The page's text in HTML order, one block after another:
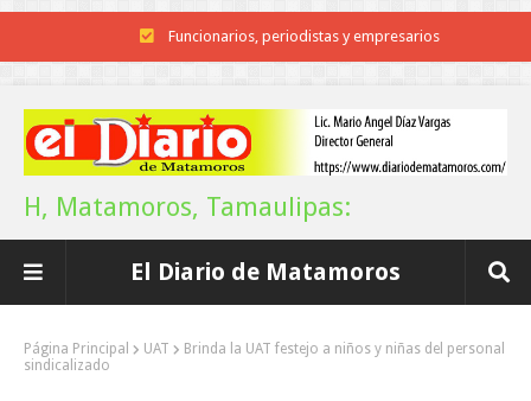
Inicia el ayuntamiento pavimentación de la calle Ingenieros en la
Prepara la UAT el arranque del ciclo escolar Otoño 2026
economía de las familias
Definirá la Presidenta el futuro de México el 1 de Septiembre.
H, Matamoros, Tamaulipas:
El Diario de Matamoros
Página Principal UAT
Brinda la UAT festejo a niños y niñas del personal
sindicalizado